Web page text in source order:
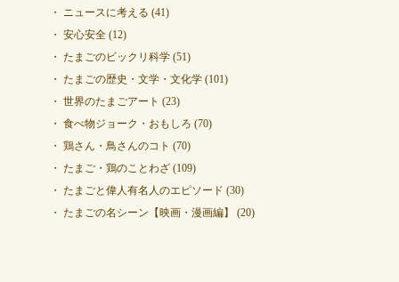
ニュースに考える (41)
安心安全(12)
たまごのビックリ科学(51)
たまごの歴史・文学・文化学(101)
世界のたまごアート (23)
食べ物ジョーク・おもしろ (70)
鶏さん・鳥さんのコト (70)
たまご・鶏のことわざ(109)
たまごと偉人有名人のエピソード (30)
たまごの名シーン【映画・漫画編】
(20)